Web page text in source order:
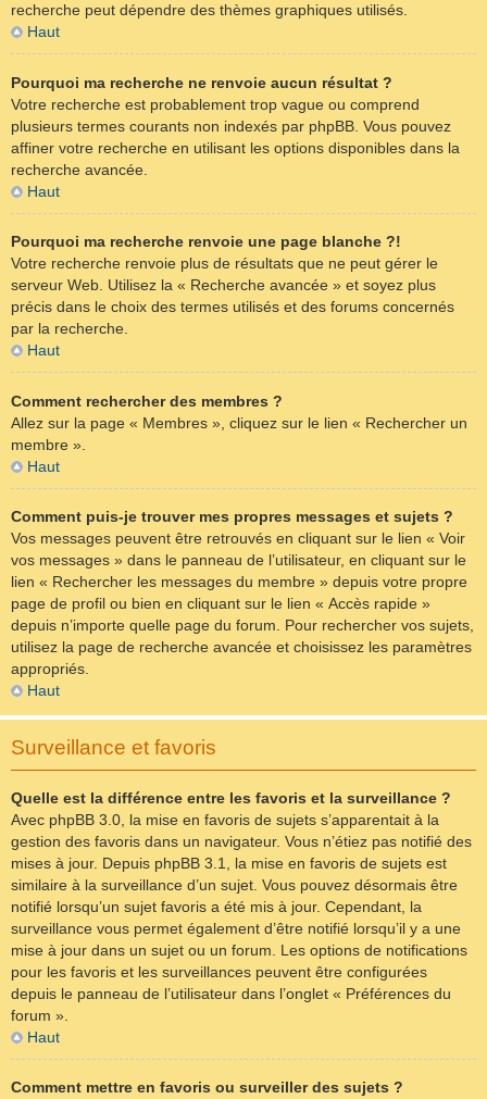
recherche peut dépendre des thèmes graphiques utilisés.
Haut
Pourquoi ma recherche ne renvoie aucun résultat ?
Votre recherche est probablement trop vague ou comprend
plusieurs termes courants non indexés par phpBB. Vous pouvez
affiner votre recherche en utilisant les options disponibles dans la
recherche avancée.
Haut
Pourquoi ma recherche renvoie une page blanche ?!
Votre recherche renvoie plus de résultats que ne peut gérer le
serveur Web. Utilisez la « Recherche avancée » et soyez plus
précis dans le choix des termes utilisés et des forums concernés
par la recherche.
Haut
Comment rechercher des membres ?
Allez sur la page « Membres », cliquez sur le lien « Rechercher un
membre ».
Haut
Comment puis-je trouver mes propres messages et sujets ?
Vos messages peuvent être retrouvés en cliquant sur le lien « Voir
vos messages » dans le panneau de l’utilisateur, en cliquant sur le
lien « Rechercher les messages du membre » depuis votre propre
page de profil ou bien en cliquant sur le lien « Accès rapide »
depuis n’importe quelle page du forum. Pour rechercher vos sujets,
utilisez la page de recherche avancée et choisissez les paramètres
appropriés.
Haut
Surveillance et favoris
Quelle est la différence entre les favoris et la surveillance ?
Avec phpBB 3.0, la mise en favoris de sujets s’apparentait à la
gestion des favoris dans un navigateur. Vous n’étiez pas notifié des
mises à jour. Depuis phpBB 3.1, la mise en favoris de sujets est
similaire à la surveillance d’un sujet. Vous pouvez désormais être
notifié lorsqu’un sujet favoris a été mis à jour. Cependant, la
surveillance vous permet également d’être notifié lorsqu’il y a une
mise à jour dans un sujet ou un forum. Les options de notifications
pour les favoris et les surveillances peuvent être configurées
depuis le panneau de l’utilisateur dans l’onglet « Préférences du
forum ».
Haut
Comment mettre en favoris ou surveiller des sujets ?